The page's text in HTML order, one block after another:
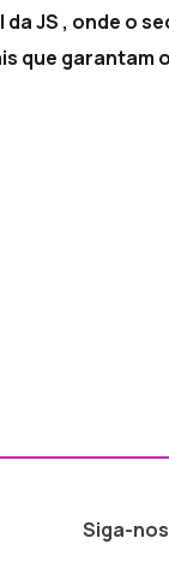
JS , onde o
que
Siga-